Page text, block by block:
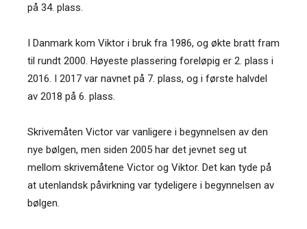
på 34. plass.
I Danmark kom Viktor i bruk fra 1986, og økte bratt fram
til rundt 2000. Høyeste plassering foreløpig er 2. plass i
2016. I 2017 var navnet på 7. plass, og i første halvdel
av 2018 på 6. plass.
Skrivemåten Victor var vanligere i begynnelsen av den
nye bølgen, men siden 2005 har det jevnet seg ut
mellom skrivemåtene Victor og Viktor. Det kan tyde på
at utenlandsk påvirkning var tydeligere i begynnelsen av
bølgen.